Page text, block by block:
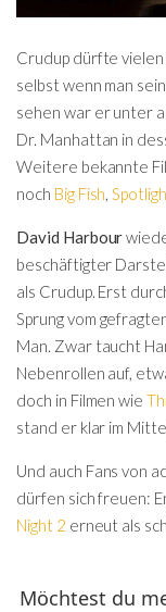
Crudup dürfte
selbst wenn man
sehen war er unter
Dr. Manhattan in
Weitere bekannte
noch Big Fish,
David Harbour
beschäftigter
als Crudup. Erst
Sprung vom
Man. Zwar taucht
Nebenrollen auf,
doch in Filmen wie
stand er klar im
Und auch Fans von
dürfen sich freuen:
Night 2 erneut als
Möchtest du